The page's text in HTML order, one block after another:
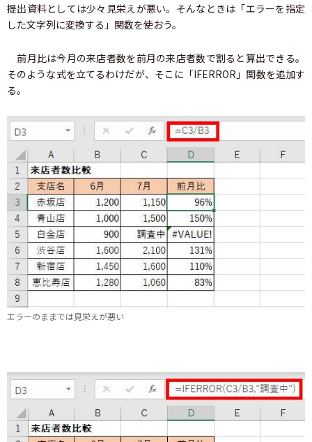
提出資料としては少々見栄えが悪い。そんなときは「エラーを指定
した文字列に変換する」関数を使おう。
前月比は今月の来店者数を前月の来店者数で割ると算出できる。
そのような式を立てるわけだが、そこに「IFERROR」関数を追加す
る。
エラーのままでは見栄えが悪い